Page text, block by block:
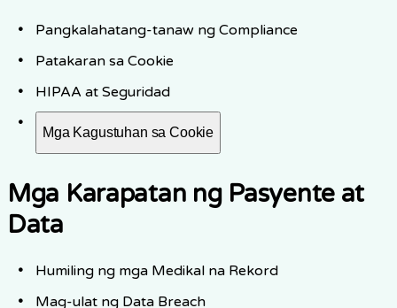
Pangkalahatang-tanaw ng Compliance
Patakaran sa Cookie
HIPAA at Seguridad
Mga Kagustuhan sa Cookie
Mga Karapatan ng Pasyente at
Data
Humiling ng mga Medikal na Rekord
Mag-ulat ng Data Breach